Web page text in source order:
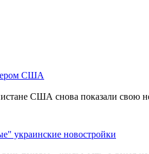
США
США снова показали свою
украинские новостройки